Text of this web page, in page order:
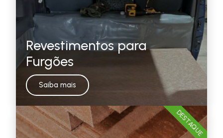
Revestimentos para
Furgões
Saiba mais
DESTAQUE